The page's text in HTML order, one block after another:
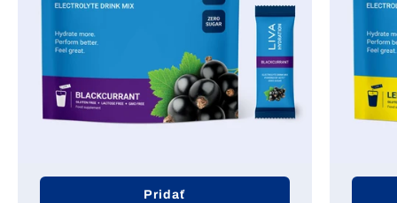
Pridať